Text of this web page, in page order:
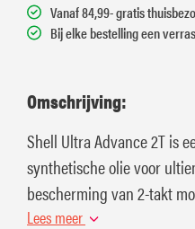
Vanaf 84,99- gratis
Bij elke bestelling een
Omschrijving:
Shell Ultra Advance 2T is
synthetische olie voor
bescherming van 2-takt
Lees meer